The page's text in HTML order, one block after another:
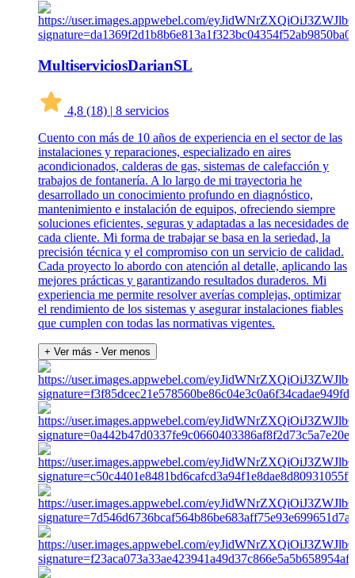
MultiserviciosDarianSL
4,8 (18) | 8 servicios
Cuento con más de 10 años de experiencia en el sector de las
instalaciones y reparaciones, especializado en aires
acondicionados, calderas de gas, sistemas de calefacción y
trabajos de fontanería. A lo largo de mi trayectoria he
desarrollado un conocimiento profundo en diagnóstico,
mantenimiento e instalación de equipos, ofreciendo siempre
soluciones eficientes, seguras y adaptadas a las necesidades de
cada cliente. Mi forma de trabajar se basa en la seriedad, la
precisión técnica y el compromiso con un servicio de calidad.
Cada proyecto lo abordo con atención al detalle, aplicando las
mejores prácticas y garantizando resultados duraderos. Mi
experiencia me permite resolver averías complejas, optimizar
el rendimiento de los sistemas y asegurar instalaciones fiables
que cumplen con todas las normativas vigentes.
+ Ver más - Ver menos